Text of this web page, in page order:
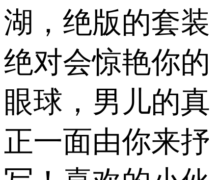
湖，绝版的套装
绝对会惊艳你的
眼球，男儿的真
正一面由你来抒